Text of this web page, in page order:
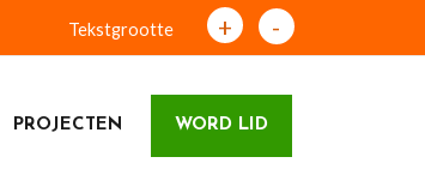
Tekstgrootte + -
PROJECTEN WORD LID